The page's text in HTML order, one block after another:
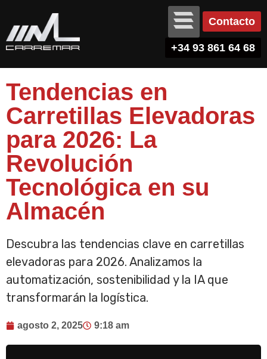
Contacto
+34 93 861 64 68
Tendencias en
Carretillas Elevadoras
para 2026: La
Revolución
Tecnológica en su
Almacén
Descubra las tendencias clave en carretillas
elevadoras para 2026. Analizamos la
automatización, sostenibilidad y la IA que
transformarán la logística.
agosto 2, 2025 9:18 am